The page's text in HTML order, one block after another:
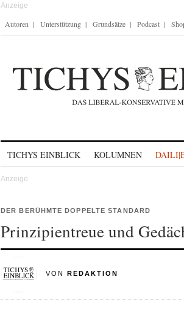
Autoren Unterstützung Grundsätze Podcast
TICHYS EINBLICK KOLUMNEN
DER BERÜHMTE DOPPELTE STANDARD
Prinzipientreue und
VON REDAKTION